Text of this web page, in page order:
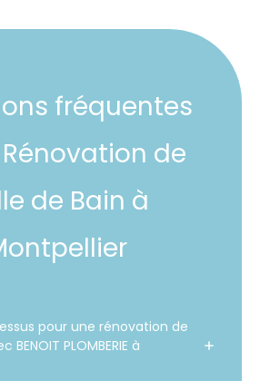
fréquentes
de
de Bain à
pour une rénovation de
PLOMBERIE à